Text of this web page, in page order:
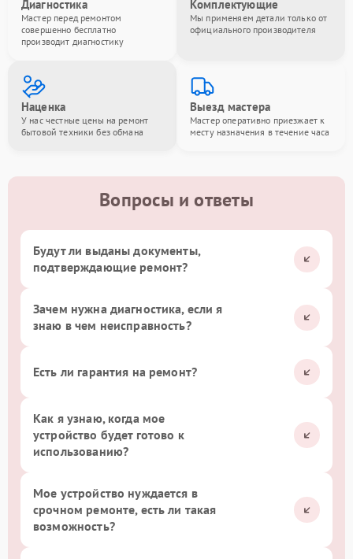
Диагностика
Мастер перед ремонтом
совершенно бесплатно
производит диагностику
Комплектующие
Мы применяем детали только от
официального производителя
Наценка
У нас честные цены на ремонт
бытовой техники без обмана
Выезд мастера
Мастер оперативно приезжает к
месту назначения в течение часа
Вопросы и ответы
Будут ли выданы документы,
подтверждающие ремонт?
Зачем нужна диагностика, если я
знаю в чем неисправность?
Есть ли гарантия на ремонт?
Как я узнаю, когда мое
устройство будет готово к
использованию?
Мое устройство нуждается в
срочном ремонте, есть ли такая
возможность?